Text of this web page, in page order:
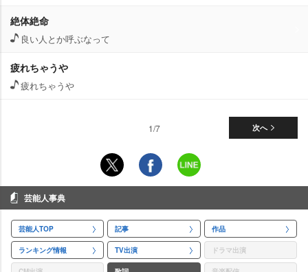
絶体絶命
良い人とか呼ぶなって
疲れちゃう
疲れちゃう
次へ
1/7
芸能人事典
芸能人TOP 記事 作品
ランキング情報 TV出演 ドラマ出演